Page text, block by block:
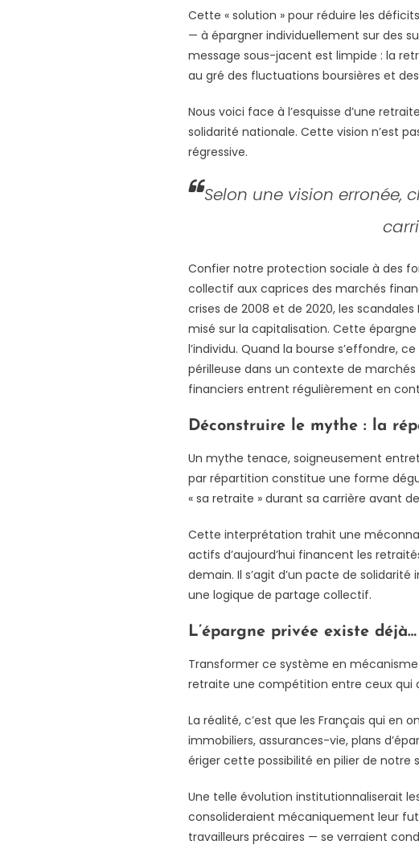
Cette « solution » pour réduire les
— à épargner individuellement sur des
message sous-jacent est limpide : la
au gré des fluctuations boursières et
Nous voici face à l’esquisse d’une
solidarité nationale. Cette vision n’est
régressive.
Selon une vision erronée,
Confier notre protection sociale à des
collectif aux caprices des marchés
crises de 2008 et de 2020, les
misé sur la capitalisation. Cette
l’individu. Quand la bourse s’effondre,
périlleuse dans un contexte de
financiers entrent régulièrement en
Déconstruire le mythe : la
Un mythe tenace, soigneusement
par répartition constitue une forme
« sa retraite » durant sa carrière avant
Cette interprétation trahit une
actifs d’aujourd’hui financent les
demain. Il s’agit d’un pacte de
une logique de partage collectif.
L’épargne privée existe déjà…
Transformer ce système en
retraite une compétition entre ceux qui
La réalité, c’est que les Français qui en
immobiliers, assurances-vie, plans
ériger cette possibilité en pilier de notre
Une telle évolution institutionnaliserait
consolideraient mécaniquement leur
travailleurs précaires — se verraient